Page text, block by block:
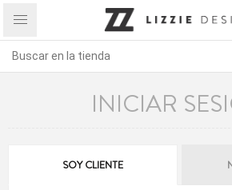
INICIAR
SOY CLIENTE